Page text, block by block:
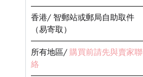
香港/ 智郵站或郵局自助取件
（易寄取）
所有地區/ 購買前請先與賣家聯
絡